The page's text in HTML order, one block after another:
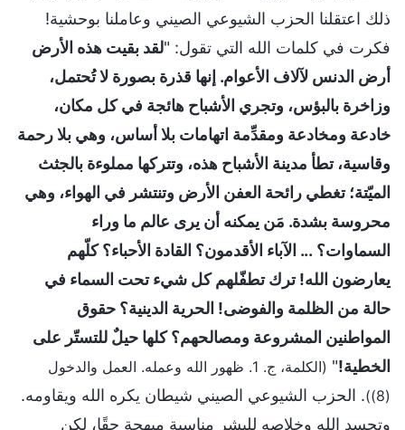
ذلك اعتقلنا الحزب الشيوعي الصيني وعاملنا بوحشية!
فكرت في كلمات الله التي تقول: "لقد بقيت هذه الأرض
أرض الدنس لآلاف الأعوام. إنها قذرة بصورة لا تُحتمل،
وزاخرة بالبؤس، وتجري الأشباح هائجة في كل مكان،
خادعة ومخادعة ومقدِّمة اتهامات بلا أساس، وهي بلا رحمة
وقاسية، تطأ مدينة الأشباح هذه، وتتركها مملوءة بالجثث
الميّتة؛ تغطي رائحة العفن الأرض وتنتشر في الهواء، وهي
محروسة بشدة. مَن يمكنه أن يرى عالم ما وراء
السماوات؟ ... الآباء الأقدمون؟ القادة الأحباء؟ كلّهم
يعارضون الله! ترك تطفّلهم كل شيء تحت السماء في
حالة من الظلمة والفوضى! الحرية الدينية؟ حقوق
المواطنين المشروعة ومصالحهم؟ كلها حيلٌ للتستّر على
الخطية!"
(الكلمة، ج. 1. ظهور الله وعمله. العمل والدخول
(8))
. الحزب الشيوعي الصيني شيطان يكره الله ويقاومه.
وتجسد الله وخلاصه للبشر مناسبة مبهجة حقًا، لكن